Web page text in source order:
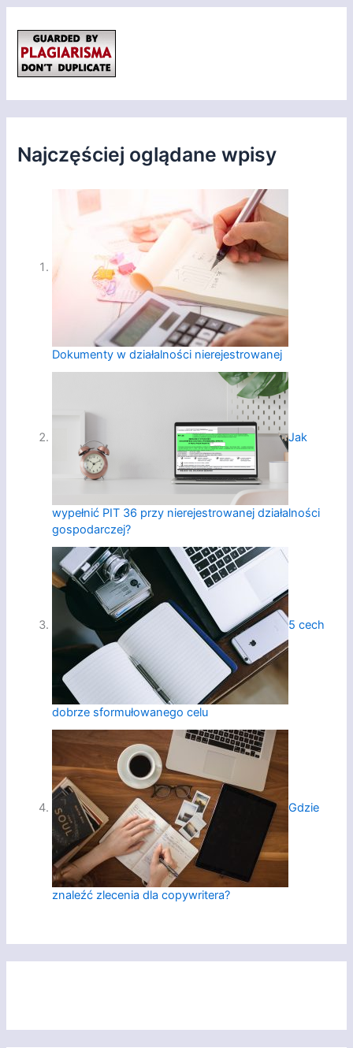
Najczęściej oglądane wpisy
Dokumenty w działalności nierejestrowanej
Jak
wypełnić PIT 36 przy nierejestrowanej działalności
gospodarczej?
5 cech
dobrze sformułowanego celu
Gdzie
znaleźć zlecenia dla copywritera?